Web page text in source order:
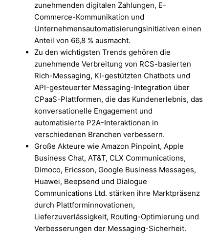
zunehmenden digitalen Zahlungen, E-
Commerce-Kommunikation und
Unternehmensautomatisierungsinitiativen einen
Anteil von 66,8 % ausmacht.
Zu den wichtigsten Trends gehören die
zunehmende Verbreitung von RCS-basierten
Rich-Messaging, KI-gestützten Chatbots und
API-gesteuerter Messaging-Integration über
CPaaS-Plattformen, die das Kundenerlebnis, das
konversationelle Engagement und
automatisierte P2A-Interaktionen in
verschiedenen Branchen verbessern.
Große Akteure wie Amazon Pinpoint, Apple
Business Chat, AT&T, CLX Communications,
Dimoco, Ericsson, Google Business Messages,
Huawei, Beepsend und Dialogue
Communications Ltd. stärken ihre Marktpräsenz
durch Plattforminnovationen,
Lieferzuverlässigkeit, Routing-Optimierung und
Verbesserungen der Messaging-Sicherheit.